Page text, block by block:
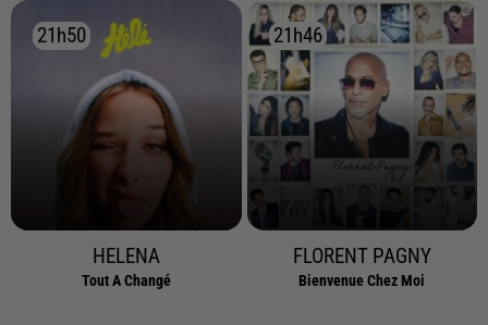
21h50
21h50
HELENA
Tout A Changé
21h46
21h46
FLORENT PAGNY
Bienvenue Chez Moi